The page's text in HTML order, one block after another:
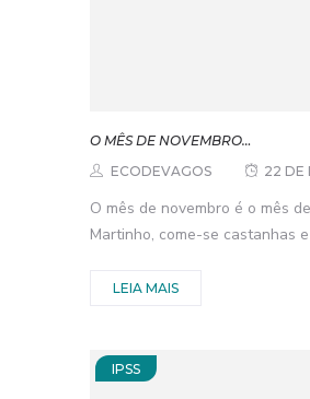
O MÊS DE NOVEMBRO…
ECODEVAGOS
22 DE
O mês de novembro é o mês
Martinho, come-se castanhas e
LEIA MAIS
IPSS